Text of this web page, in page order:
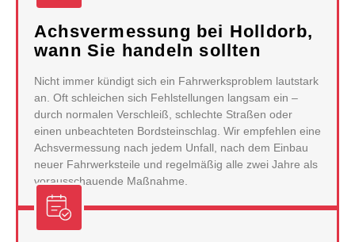
Achsvermessung bei Holldorb,
wann Sie handeln sollten
Nicht immer kündigt sich ein Fahrwerksproblem lautstark
an. Oft schleichen sich Fehlstellungen langsam ein –
durch normalen Verschleiß, schlechte Straßen oder
einen unbeachteten Bordsteinschlag. Wir empfehlen eine
Achsvermessung nach jedem Unfall, nach dem Einbau
neuer Fahrwerksteile und regelmäßig alle zwei Jahre als
vorausschauende Maßnahme.